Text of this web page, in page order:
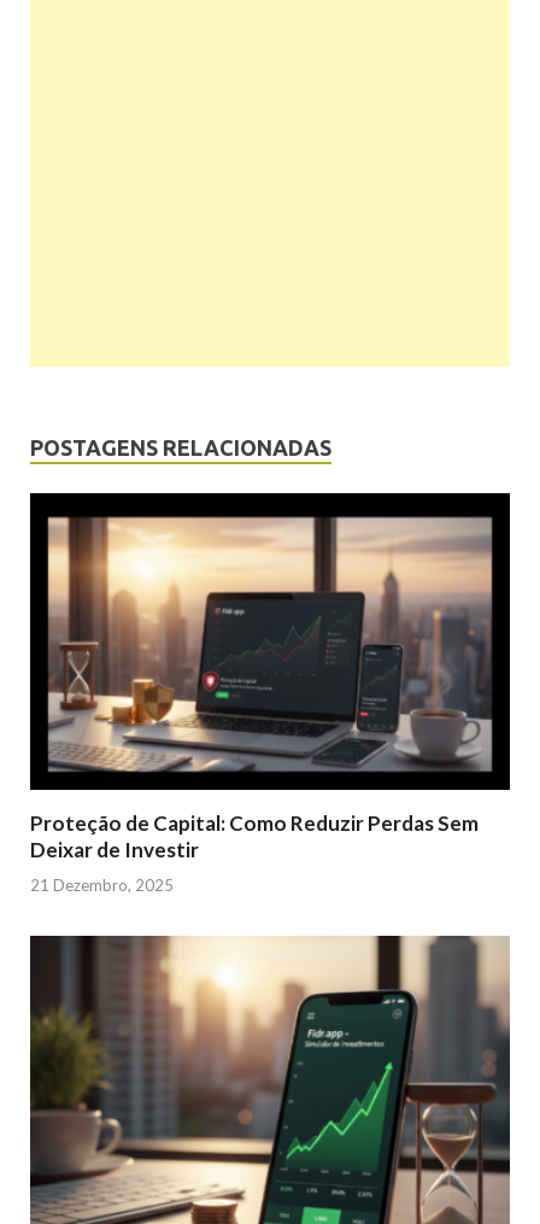
POSTAGENS RELACIONADAS
Proteção de Capital: Como Reduzir Perdas Sem
Deixar de Investir
21 Dezembro, 2025